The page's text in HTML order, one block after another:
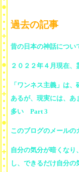
過去の記事
昔の日本の神話につ
２０２２年４月現在
「ワンネス主義」は
あるが、現実には、あ
多い Part 3
このブログのメール
自分の気分が暗くなり
し、できるだけ自分